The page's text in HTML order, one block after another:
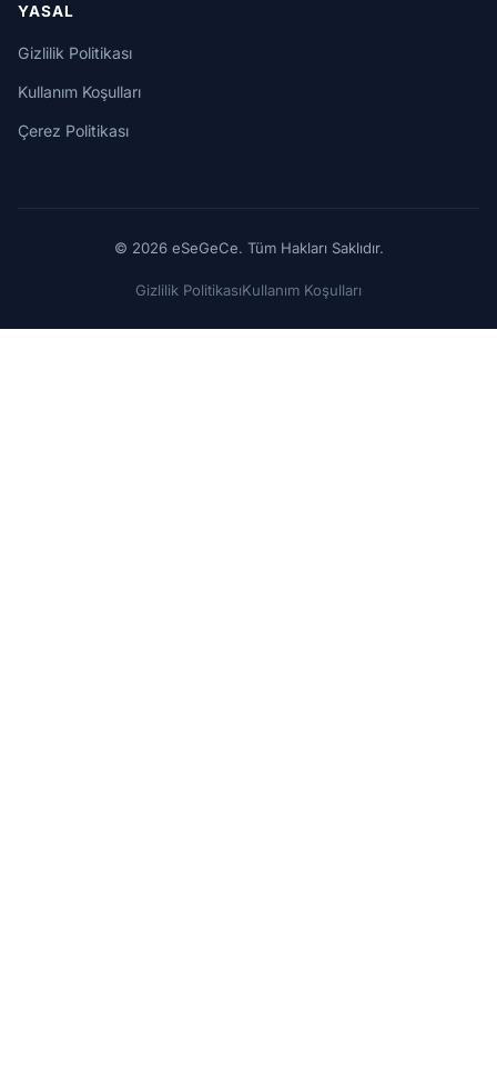
YASAL
Gizlilik Politikası
Kullanım Koşulları
Çerez Politikası
© 2026 eSeGeCe. Tüm Hakları Saklıdır.
Gizlilik PolitikasıKullanım Koşulları